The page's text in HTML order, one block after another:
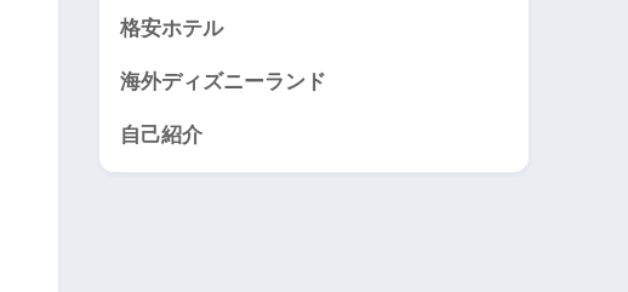
格安ホテル
海外ディズニーランド
自己紹介